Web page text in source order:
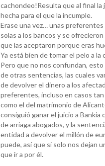
cachondeo!Resulta que al final la
hecha para el que la incumple.
Erase una vez… unas preferentes
solas a los bancos y se
que las aceptaron porque eras
Ya está bien de tomar el pelo a la
Pero que no nos confundan, esto
de otras sentencias, las cuales
de devolver el dinero a los
preferentes, incluso en casos tan
como el del matrimonio de
consiguió ganar el juicio a Bankia
de arriaga abogados, y la
entidad a devolver el millón de
puede, así que si solo nos dejan
que ir a por él.